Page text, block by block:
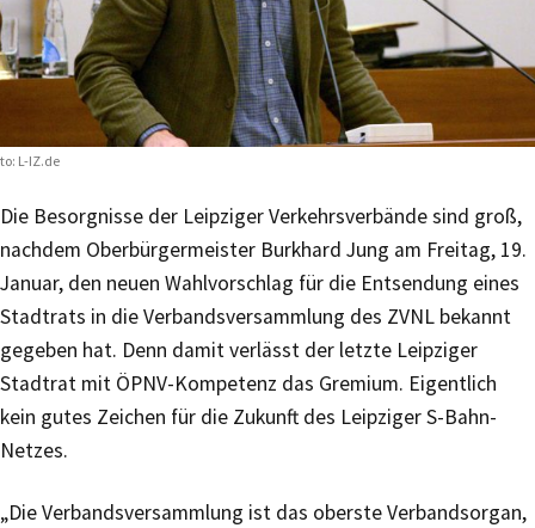
L-IZ.de
Die Besorgnisse der Leipziger Verkehrsverbände sind groß,
nachdem Oberbürgermeister Burkhard Jung am Freitag, 19.
Januar, den neuen Wahlvorschlag für die Entsendung eines
Stadtrats in die Verbandsversammlung des ZVNL bekannt
gegeben hat. Denn damit verlässt der letzte Leipziger
Stadtrat mit ÖPNV-Kompetenz das Gremium. Eigentlich
kein gutes Zeichen für die Zukunft des Leipziger S-Bahn-
Netzes.
„Die Verbandsversammlung ist das oberste Verbandsorgan,